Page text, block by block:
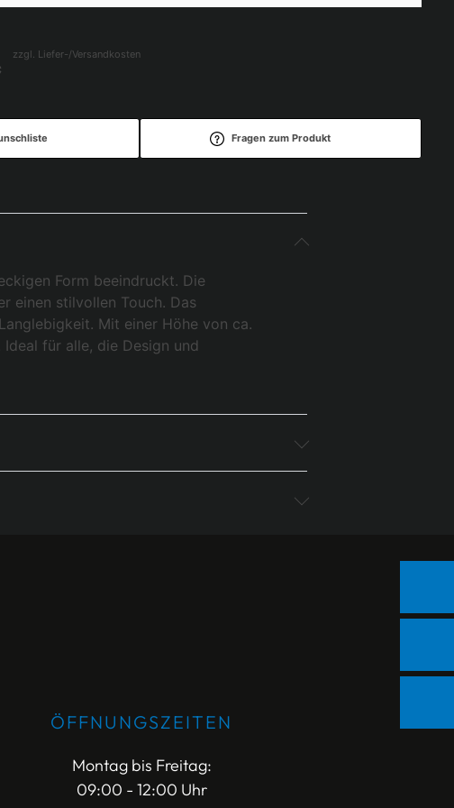
zzgl. Liefer-/Versandkosten
Fragen zum Produkt
Form beeindruckt. Die
einen stilvollen Touch. Das
Mit einer Höhe von ca.
für alle, die Design und
ÖFFNUNGSZEITEN
Montag bis Freitag:
09:00 - 12:00 Uhr